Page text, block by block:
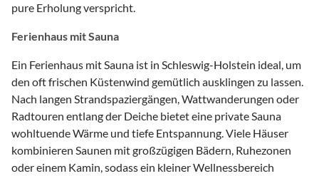
pure Erholung verspricht.
Ferienhaus mit Sauna
Ein Ferienhaus mit Sauna ist in Schleswig-Holstein ideal, um
den oft frischen Küstenwind gemütlich ausklingen zu lassen.
Nach langen Strandspaziergängen, Wattwanderungen oder
Radtouren entlang der Deiche bietet eine private Sauna
wohltuende Wärme und tiefe Entspannung. Viele Häuser
kombinieren Saunen mit großzügigen Bädern, Ruhezonen
oder einem Kamin, sodass ein kleiner Wellnessbereich